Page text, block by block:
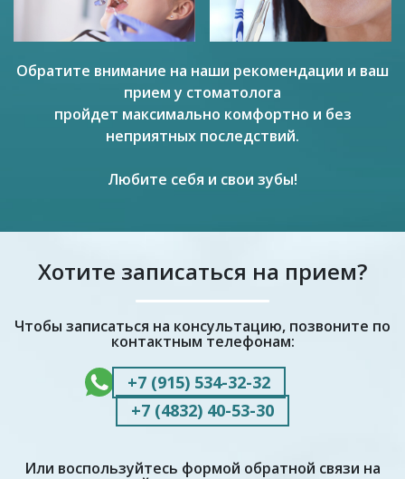
Обратите внимание на наши рекомендации и ваш
прием у стоматолога
пройдет максимально комфортно и без
неприятных последствий.
Любите себя и свои зубы!
Хотите записаться на прием?
Чтобы записаться на консультацию, позвоните по
контактным телефонам:
+7 (915) 534-32-32
+7 (4832) 40-53-30
Или воспользуйтесь формой обратной связи на